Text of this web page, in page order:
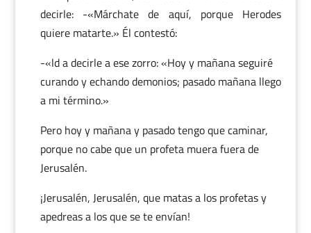
decirle: -«Márchate de aquí, porque Herodes
quiere matarte.» Él contestó:
-«ld a decirle a ese zorro: «Hoy y mañana seguiré
curando y echando demonios; pasado mañana llego
a mi término.»
Pero hoy y mañana y pasado tengo que caminar,
porque no cabe que un profeta muera fuera de
Jerusalén.
¡Jerusalén, Jerusalén, que matas a los profetas y
apedreas a los que se te envían!